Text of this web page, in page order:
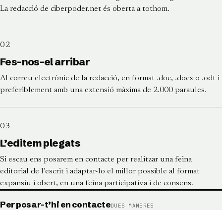
La redacció de ciberpoder.net és oberta a tothom.
02
Fes-nos-el arribar
Al correu electrònic de la redacció, en format .doc, .docx o .odt i
preferiblement amb una extensió màxima de 2.000 paraules.
03
L’editem plegats
Si escau ens posarem en contacte per realitzar una feina
editorial de l’escrit i adaptar-lo el millor possible al format
expansiu i obert, en una feina participativa i de consens.
Per posar-t’hi en contacteDUES MANERES